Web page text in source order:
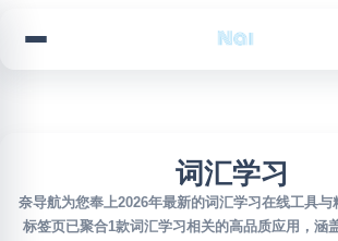
词汇学习
奈导航为您奉上2026年最新的词汇学习在线工具与
标签页已聚合1款词汇学习相关的高品质应用，涵